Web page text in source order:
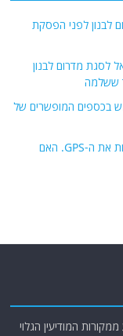
לבנון לפני הפסקת
לסגת מדרום לבנון
ששלמה
בכספים המופשרים של
טיל ה-DART האוקראיני: פשטות טכנולוגית שמנצחת את ה-GPS. האם
המודיעין הגלוי